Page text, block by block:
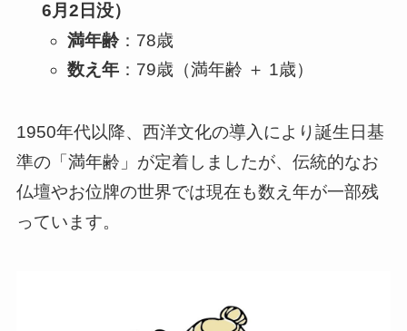
6月2日没）
満年齢：78歳
数え年 ：79歳（満年齢 ＋ 1歳）
1950年代以降、西洋文化の導入により誕生日基
準の「満年齢」が定着しましたが、伝統的なお
仏壇やお位牌の世界では現在も数え年が一部残
っています。